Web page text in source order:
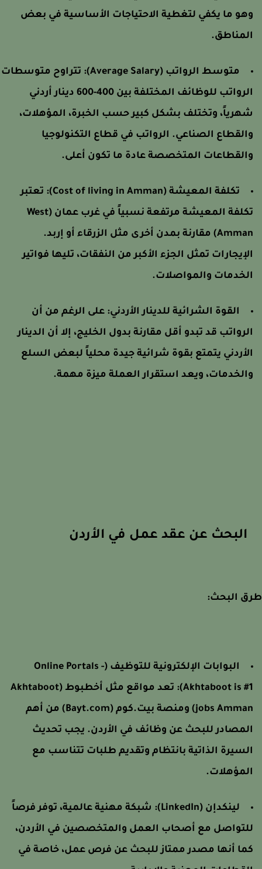
ما يكفي لتغطية الاحتياجات الأساسية في بعض
متوسط الرواتب (Average Salary):
تتراوح متوسطات
الرواتب للوظائف المختلفة بين 400-600 دينار أردني
وتختلف بشكل كبير حسب الخبرة، المؤهلات،
الصناعي. الرواتب في قطاع التكنولوجيا
المتخصصة عادة ما تكون أعلى.
تكلفة المعيشة (Cost of living in Amman):
تعتبر
تكلفة المعيشة مرتفعة نسبياً في غرب عمان (West
Amman) مقارنة بمدن أخرى مثل الزرقاء أو إربد.
تمثل الجزء الأكبر من النفقات، تليها فواتير
والمواصلات.
القوة الشرائية للدينار الأردني:على الرغم من أن
قد تبدو أقل مقارنة بدول الخليج، إلا أن الدينار
يتمتع بقوة شرائية جيدة محلياً لبعض السلع
ويعد استقرار العملة ميزة مهمة.
البحث عن عقد عمل في الأردن
البحث:
البوابات الإلكترونية للتوظيف (Online Portals -
Akhtaboot is
تعد مواقع مثل أخطبوط (Akhtaboot
jobs Amman) ومنصة بيت.كوم (Bayt.com) من أهم
للبحث عن وظائف في الأردن. يجب تحديث
الذاتية بانتظام وتقديم طلبات تتناسب مع
لينكدإن (LinkedIn):
شبكة مهنية عالمية، توفر فرصاً
مع أصحاب العمل والمتخصصين في الأردن،
أنها مصدر ممتاز للبحث عن فرص عمل، خاصة في